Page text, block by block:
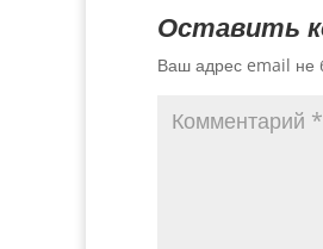
Оставить
Ваш адрес email не